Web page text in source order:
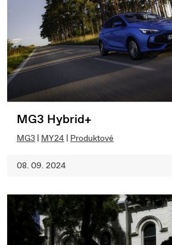
MG3 Hybrid+
MG3 | MY24 | Produktové
08. 09. 2024